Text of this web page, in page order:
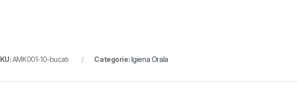
AMK001-10-bucati Categorie:Igiena Orala